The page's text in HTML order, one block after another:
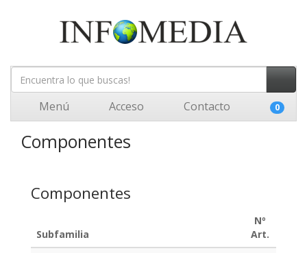
Menú Acceso Contacto 0
Componentes
Componentes
Subfamilia
Nº
Art.